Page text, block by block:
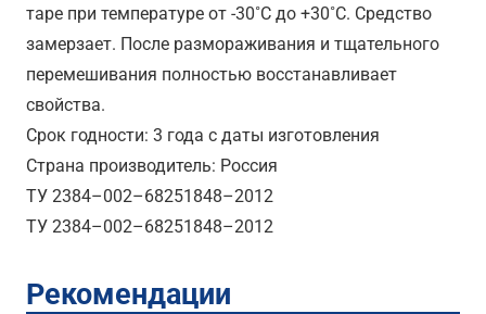
таре при температуре от -30˚С до +30˚С. Средство
замерзает. После размораживания и тщательного
перемешивания полностью восстанавливает
свойства.
Срок годности: 3 года с даты изготовления
Страна производитель: Россия
ТУ 2384–002–68251848–2012
ТУ 2384–002–68251848–2012
Рекомендации